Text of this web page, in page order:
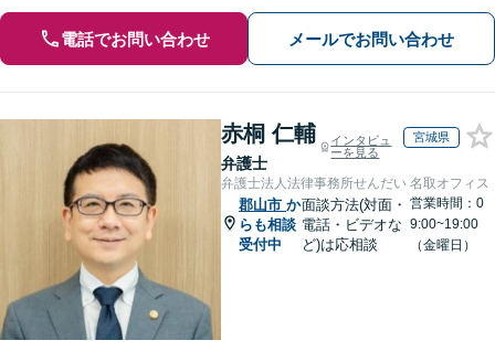
電話でお問い合わせ メールでお問い合わせ
赤桐 仁輔
弁護士
インタビュ
ーを見る
宮城県
弁護士法人法律事務所せんだい 名取オフィス
郡山市 か
らも相談
受付中
面談方法(対面・
電話・ビデオな
ど)は応相談
営業時間：0
9:00~19:00
（金曜日）